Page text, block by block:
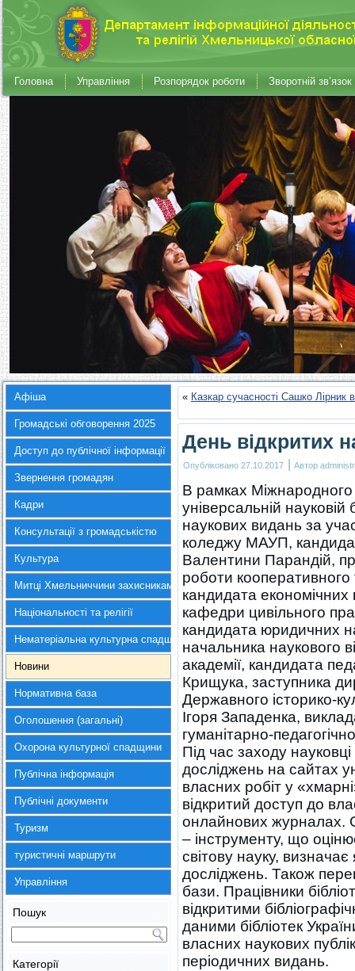
Головна Управління Розпорядок роботи Зворотній зв’язок
Афіша
Громадські обговорення 2025
Доступ до публічної інформації
Звернення громадян
Кадри
Консультації з громадськістю
Культура
Митці Хмельниччини захисникам України
Національності та релігії
Нематеріальна культурна спадщина
Новини
Нормативна база
Оголошення (загальні)
Охорона культурної спадщини
Публічна інформація
Публічні документи
Туризм
туристичні маршрути
Управління
Пошук
Категорії
« Казкар сучасності Сашко Лірник
День відкритих
Опубліковано 27.10.2017 | Автор
В рамках Міжнародного
універсальній науковій
наукових видань за
коледжу МАУП,
Валентини Парандій,
роботи кооперативного
кандидата
кафедри цивільного
кандидата юридичних
начальника наукового
академії, кандидата
Крищука, заступника
Державного історико-
Ігоря Западенка,
гуманітарно-
Під час заходу
досліджень на сайтах
власних робіт у
відкритий доступ до
онлайнових журналах.
– інструменту, що
світову науку,
досліджень. Також
бази. Працівники
відкритими
даними бібліотек
власних наукових
періодичних видань.